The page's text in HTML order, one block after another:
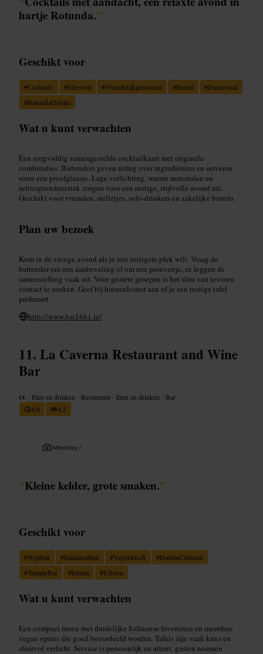
hartje Rotunda.”
Geschikt voor
#Cocktails #Sfeervol #Vriendelijkpersoneel #Borrel #Dateavond
#RotundaDublin
Wat u kunt verwachten
Een zorgvuldig samengestelde cocktailkaart met originele
combinaties. Bartenders geven uitleg over ingrediënten en serveren
soms een proefglaasje. Lage verlichting, warme materialen en
achtergrondmuziek zorgen voor een rustige, stijlvolle avond uit.
Geschikt voor vrienden, stelletjes, solo-drinkers en zakelijke borrels.
Plan uw bezoek
Kom in de vroege avond als je een rustigere plek wilt. Vraag de
bartender om een aanbeveling of om een proevertje, ze leggen de
samenstelling vaak uit. Voor grotere groepen is het slim van tevoren
contact te zoeken. Geef bij binnenkomst aan of je een rustige tafel
prefereert.
http://www.bar1661.ie/
La Caverna Restaurant and Wine
Bar
€€ • Eten en drinken • Restaurant • Eten en drinken • Bar
4,6
4,5
Afbeelding /
“Kleine kelder, grote smaken.”
Geschikt voor
#Wijnbar #ItaliaansEten #Vegetarisch #DublinCentrum
#TempleBar #Intiem #Uiteten
Wat u kunt verwachten
Een compact menu met duidelijke Italiaanse favorieten en meerdere
vegan opties die goed beoordeeld worden. Tafels zijn vaak knus en
sfeervol verlicht. Service is persoonlijk en attent, gasten noemen